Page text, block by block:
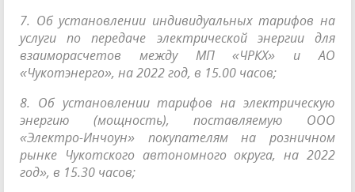
7. Об установлении индивидуальных тарифов на
услуги по передаче электрической энергии для
взаиморасчетов между МП «ЧРКХ» и АО
«Чукотэнерго», на 2022 год, в 15.00 часов;
8. Об установлении тарифов на электрическую
энергию (мощность), поставляемую ООО
«Электро-Инчоун» покупателям на розничном
рынке Чукотского автономного округа, на 2022
год», в 15.30 часов;